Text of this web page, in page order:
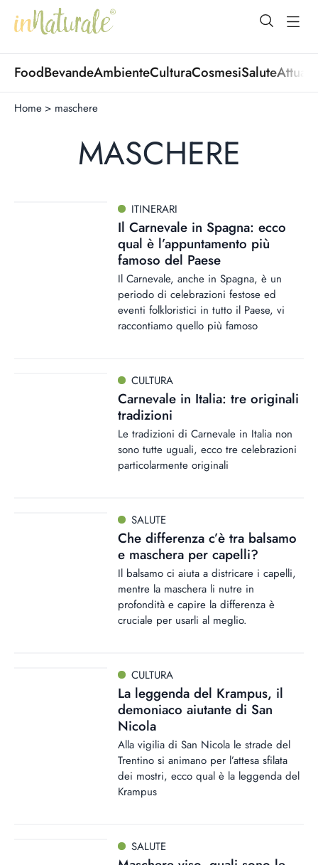
open
FoodBevandeAmbienteCulturaCosmesiSalute
Home > maschere
MASCHERE
ITINERARI
Il Carnevale in Spagna: ecco
qual è l’appuntamento più
famoso del Paese
Il Carnevale, anche in Spagna, è un
periodo di celebrazioni festose ed
eventi folkloristici in tutto il Paese, vi
raccontiamo quello più famoso
CULTURA
Carnevale in Italia: tre originali
tradizioni
Le tradizioni di Carnevale in Italia non
sono tutte uguali, ecco tre celebrazioni
particolarmente originali
SALUTE
Che differenza c’è tra balsamo
e maschera per capelli?
Il balsamo ci aiuta a districare i capelli,
mentre la maschera li nutre in
profondità e capire la differenza è
cruciale per usarli al meglio.
CULTURA
La leggenda del Krampus, il
demoniaco aiutante di San
Nicola
Alla vigilia di San Nicola le strade del
Trentino si animano per l’attesa sfilata
dei mostri, ecco qual è la leggenda del
Krampus
SALUTE